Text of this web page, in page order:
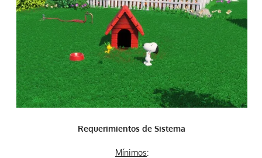
Requerimientos de Sistema
Mínimos: